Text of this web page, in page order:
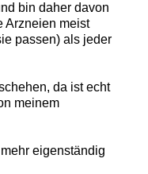
bin daher davon
Arzneien meist
passen) als jeder
da ist echt
meinem
eigenständig